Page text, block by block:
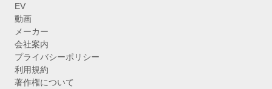
EV
動画
メーカー
会社案内
プライバシーポリシー
利用規約
著作権について